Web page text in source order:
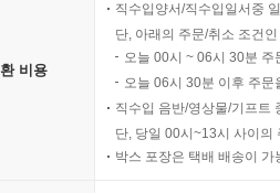
비용
직수입양서/직수입일서중
단, 아래의 주문/취소 조건
오늘 00시 ~ 06시 30분
오늘 06시 30분 이후 주
직수입 음반/영상물/기프트
단, 당일 00시~13시 사이의
박스 포장은 택배 배송이